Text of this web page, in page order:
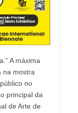
A máxima
na mostra
no
principal da
de Arte de